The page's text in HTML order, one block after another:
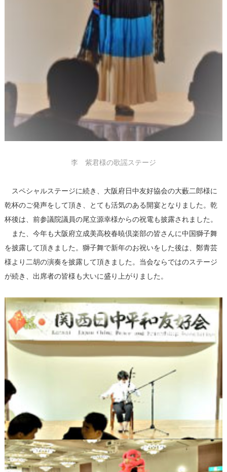
李 紫君様の歌謡ステージ
スペシャルステージに続き、大阪府日中友好協会の大藪二郎様に
乾杯のご発声をして頂き、とても活気のある開宴となりました。乾
杯後は、前参議院議員の尾立源幸様からの祝電も披露されました。
また、今年も大阪府立成美高校春暁倶楽部の皆さんに中国獅子舞
を披露して頂きました。獅子舞で新年のお祝いをした後は、鄭青芸
様より二胡の演奏を披露して頂きました。当会ならではのステージ
が続き、出席者の皆様も大いに盛り上がりました。